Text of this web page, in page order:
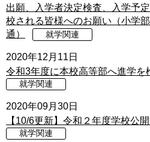
出願、入学者決定検査、入学予
校される皆様へのお願い（小学
通）
就学関連
2020年12月11日
令和3年度に本校高等部へ進学を
就学関連
2020年09月30日
【10/6更新】令和２年度学校公
就学関連